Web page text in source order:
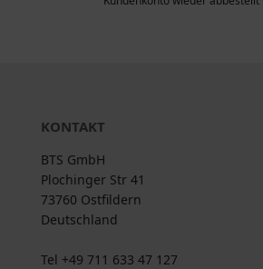
KONTAKT
BTS GmbH
Plochinger Str 41
73760 Ostfildern
Deutschland
Tel +49 711 633 47 127